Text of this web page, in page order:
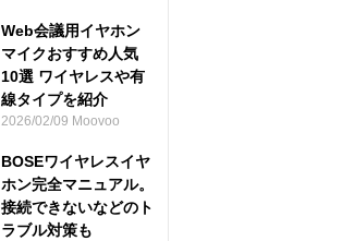
Web会議用イヤホン
マイクおすすめ人気
10選 ワイヤレスや有
線タイプを紹介
2026/02/09 Moovoo
BOSEワイヤレスイヤ
ホン完全マニュアル。
接続できないなどのト
ラブル対策も